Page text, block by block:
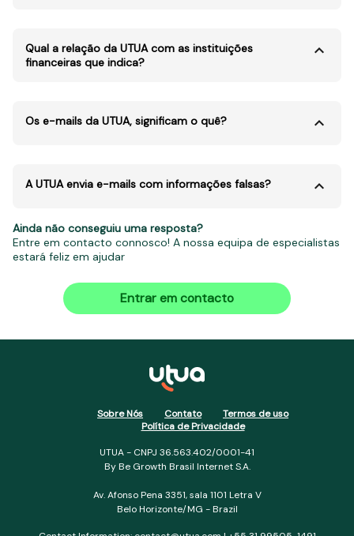
Qual a relação da UTUA com as instituições
financeiras que indica?
Os e-mails da UTUA, significam o quê?
A UTUA envia e-mails com informações falsas?
Ainda não conseguiu uma resposta?
Entre em contacto connosco! A nossa equipa de especialistas
estará feliz em ajudar
Entrar em contacto
Sobre Nós Contato
Termos de uso
Política de Privacidade
UTUA - CNPJ 36.563.402/0001-41
By Be Growth Brasil Internet S.A.
Av. Afonso Pena 3351, sala 1101 Letra V
Belo Horizonte/MG - Brazil